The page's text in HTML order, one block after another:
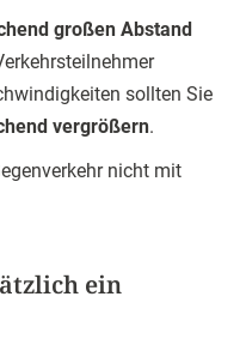
großen Abstand
sollten Sie
vergrößern.
nicht mit
ein